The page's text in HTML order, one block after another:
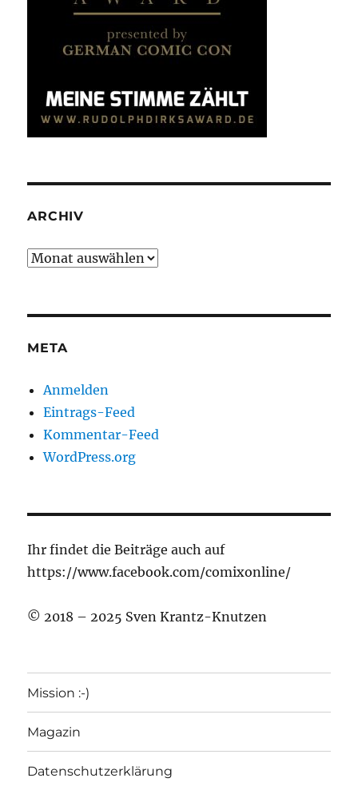
ARCHIV
Archiv
META
Anmelden
Eintrags-Feed
Kommentar-Feed
WordPress.org
Ihr findet die Beiträge auch auf
https://www.facebook.com/comixonline/
© 2018 – 2025 Sven Krantz-Knutzen
Mission :-)
Magazin
Datenschutzerklärung